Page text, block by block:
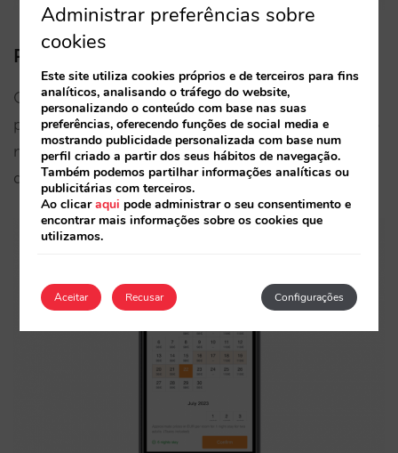
Perfeitamente adaptado a telemóvel
Outra evidência que nem sempre se cumpre: os
preços no calendário devem ser mostrados com o
mesmo conteúdo e facilidade de utilização em
dispositivos móveis, tátil e sem setas incómodas.
Administrar preferências sobre
cookies
Este site utiliza cookies próprios e de terceiros para fins
analíticos, analisando o tráfego do website,
personalizando o conteúdo com base nas suas
preferências, oferecendo funções de social media e
mostrando publicidade personalizada com base num
perfil criado a partir dos seus hábitos de navegação.
Também podemos partilhar informações analíticas ou
publicitárias com terceiros.
Ao clicaraqui pode administrar o seu consentimento e
encontrar mais informações sobre os cookies que
utilizamos.
Aceitar Configurações
Recusar